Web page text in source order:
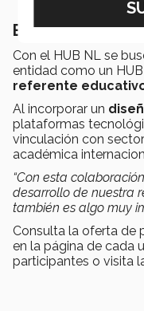
Buscan
Con el HUB NL se
entidad como un
referente
Al incorporar un
plataformas
vinculación con
académica
“Con esta
desarrollo de nuestra
también es algo muy
Consulta la oferta de
en la página de cada
participantes o visita